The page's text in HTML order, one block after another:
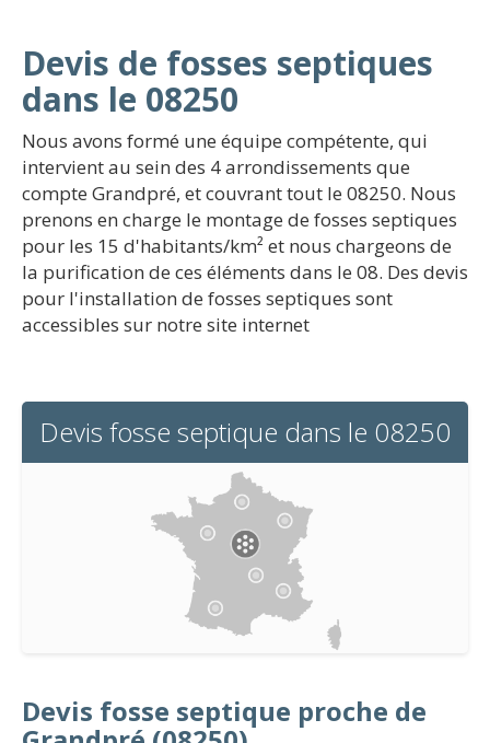
Devis de fosses septiques
dans le 08250
Nous avons formé une équipe compétente, qui
intervient au sein des 4 arrondissements que
compte Grandpré, et couvrant tout le 08250. Nous
prenons en charge le montage de fosses septiques
pour les 15 d'habitants/km² et nous chargeons de
la purification de ces éléments dans le 08. Des devis
pour l'installation de fosses septiques sont
accessibles sur notre site internet
Devis fosse septique dans le 08250
Devis fosse septique proche de